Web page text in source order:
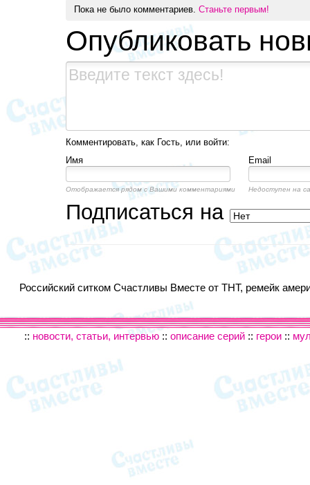
Пока не было комментариев. Станьте первым!
Опубликовать
Комментировать, как Гость, или войти:
Имя
Email
Отображается рядом с Вашими комментариями Недоступен на
Подписаться на
Российский ситком Счастливы Вместе от ТНТ, ремейк
:: новости, статьи, интервью :: описание серий :: герои ::